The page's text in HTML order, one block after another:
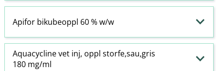
Apifor bikubeoppl 60 % w​/​w
Aquacycline vet inj, oppl storfe,sau,gris
180 mg/ml